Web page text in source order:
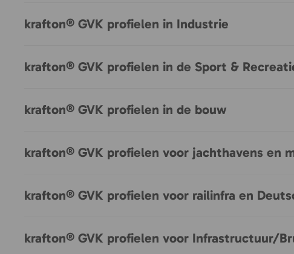
krafton® GVK profielen in Industrie
krafton® GVK profielen in de Sport &
krafton® GVK profielen in de bouw
krafton® GVK profielen voor jachthavens en
krafton® GVK profielen voor railinfra en
krafton® GVK profielen voor Infrastructuur/